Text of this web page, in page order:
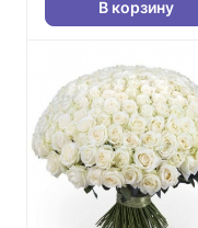
В корзину